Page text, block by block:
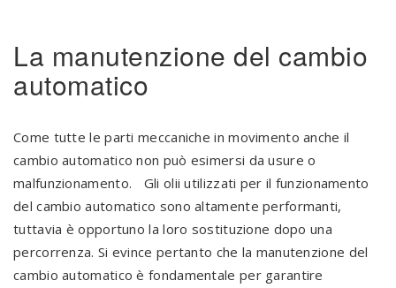
La manutenzione del cambio
automatico
Come tutte le parti meccaniche in movimento anche il
cambio automatico non può esimersi da usure o
malfunzionamento. Gli olii utilizzati per il funzionamento
del cambio automatico sono altamente performanti,
tuttavia è opportuno la loro sostituzione dopo una
percorrenza. Si evince pertanto che la manutenzione del
cambio automatico è fondamentale per garantire